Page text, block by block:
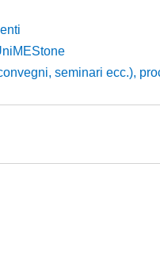
seminari ecc.),